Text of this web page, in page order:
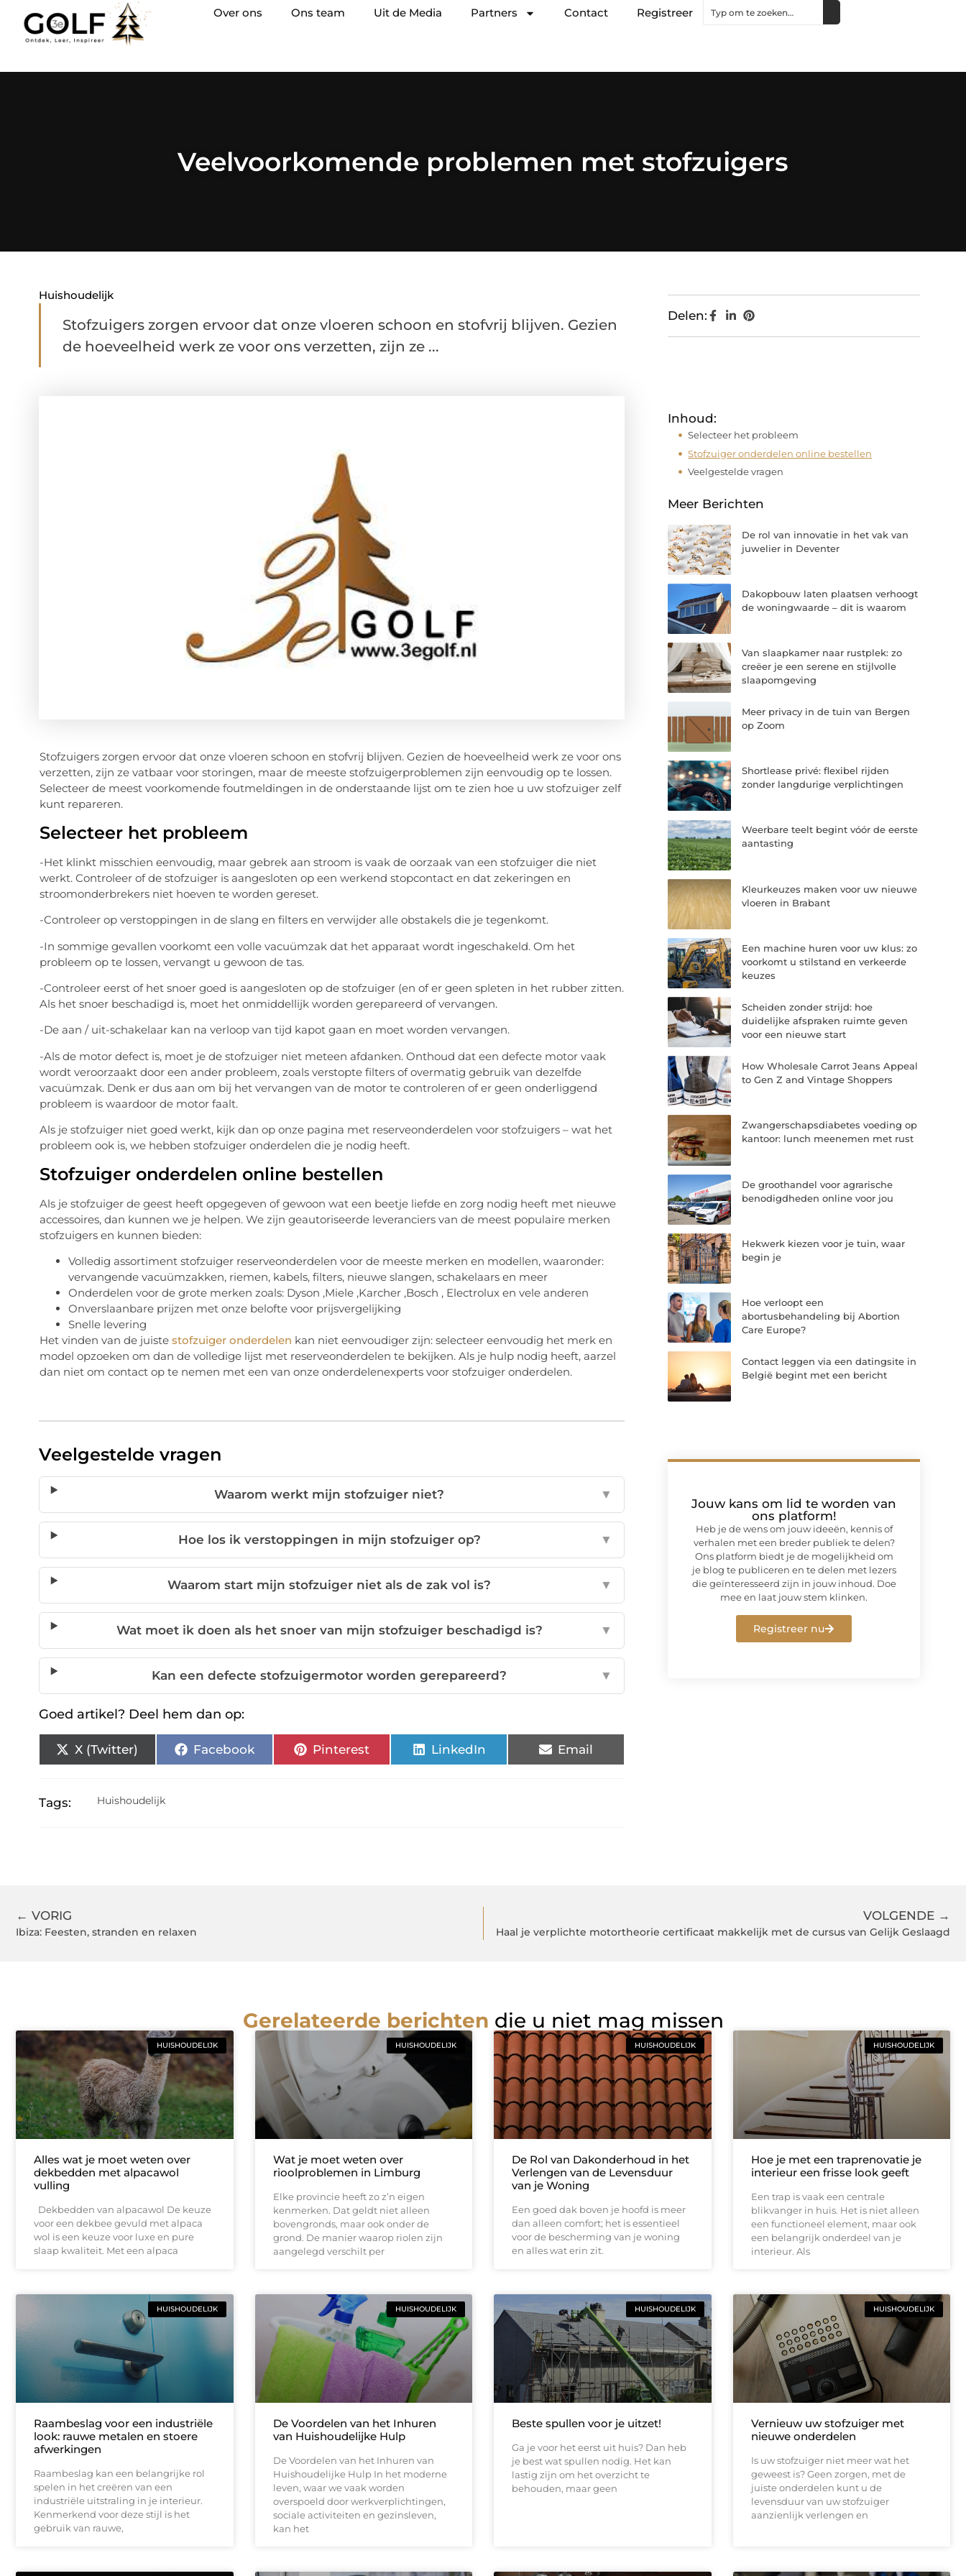
Over ons Ons team Uit de Media Partners Contact Registreer
Veelvoorkomende problemen met stofzuigers
Huishoudelijk
Stofzuigers zorgen ervoor dat onze vloeren schoon en stofvrij blijven. Gezien
de hoeveelheid werk ze voor ons verzetten, zijn ze ...
Stofzuigers zorgen ervoor dat onze vloeren schoon en stofvrij blijven. Gezien de hoeveelheid werk ze voor ons
verzetten, zijn ze vatbaar voor storingen, maar de meeste stofzuigerproblemen zijn eenvoudig op te lossen.
Selecteer de meest voorkomende foutmeldingen in de onderstaande lijst om te zien hoe u uw stofzuiger zelf
kunt repareren.
Selecteer het probleem
-Het klinkt misschien eenvoudig, maar gebrek aan stroom is vaak de oorzaak van een stofzuiger die niet
werkt. Controleer of de stofzuiger is aangesloten op een werkend stopcontact en dat zekeringen en
stroomonderbrekers niet hoeven te worden gereset.
-Controleer op verstoppingen in de slang en filters en verwijder alle obstakels die je tegenkomt.
-In sommige gevallen voorkomt een volle vacuümzak dat het apparaat wordt ingeschakeld. Om het
probleem op te lossen, vervangt u gewoon de tas.
-Controleer eerst of het snoer goed is aangesloten op de stofzuiger (en of er geen spleten in het rubber zitten.
Als het snoer beschadigd is, moet het onmiddellijk worden gerepareerd of vervangen.
-De aan / uit-schakelaar kan na verloop van tijd kapot gaan en moet worden vervangen.
-Als de motor defect is, moet je de stofzuiger niet meteen afdanken. Onthoud dat een defecte motor vaak
wordt veroorzaakt door een ander probleem, zoals verstopte filters of overmatig gebruik van dezelfde
vacuümzak. Denk er dus aan om bij het vervangen van de motor te controleren of er geen onderliggend
probleem is waardoor de motor faalt.
Als je stofzuiger niet goed werkt, kijk dan op onze pagina met reserveonderdelen voor stofzuigers – wat het
probleem ook is, we hebben stofzuiger onderdelen die je nodig heeft.
Stofzuiger onderdelen online bestellen
Als je stofzuiger de geest heeft opgegeven of gewoon wat een beetje liefde en zorg nodig heeft met nieuwe
accessoires, dan kunnen we je helpen. We zijn geautoriseerde leveranciers van de meest populaire merken
stofzuigers en kunnen bieden:
Volledig assortiment stofzuiger reserveonderdelen voor de meeste merken en modellen, waaronder:
vervangende vacuümzakken, riemen, kabels, filters, nieuwe slangen, schakelaars en meer
Onderdelen voor de grote merken zoals: Dyson ,Miele ,Karcher ,Bosch , Electrolux en vele anderen
Onverslaanbare prijzen met onze belofte voor prijsvergelijking
Snelle levering
Het vinden van de juiste stofzuiger onderdelen kan niet eenvoudiger zijn: selecteer eenvoudig het merk en
model opzoeken om dan de volledige lijst met reserveonderdelen te bekijken. Als je hulp nodig heeft, aarzel
dan niet om contact op te nemen met een van onze onderdelenexperts voor stofzuiger onderdelen.
Veelgestelde vragen
Waarom werkt mijn stofzuiger niet? ▼
Hoe los ik verstoppingen in mijn stofzuiger op? ▼
Waarom start mijn stofzuiger niet als de zak vol is? ▼
Wat moet ik doen als het snoer van mijn stofzuiger beschadigd is? ▼
Kan een defecte stofzuigermotor worden gerepareerd? ▼
Goed artikel? Deel hem dan op:
X (Twitter) Facebook Pinterest LinkedIn Email
Tags: Huishoudelijk
Delen:
Inhoud:
Selecteer het probleem
Stofzuiger onderdelen online bestellen
Veelgestelde vragen
Meer Berichten
De rol van innovatie in het vak van
juwelier in Deventer
Dakopbouw laten plaatsen verhoogt
de woningwaarde – dit is waarom
Van slaapkamer naar rustplek: zo
creëer je een serene en stijlvolle
slaapomgeving
Meer privacy in de tuin van Bergen
op Zoom
Shortlease privé: flexibel rijden
zonder langdurige verplichtingen
Weerbare teelt begint vóór de eerste
aantasting
Kleurkeuzes maken voor uw nieuwe
vloeren in Brabant
Een machine huren voor uw klus: zo
voorkomt u stilstand en verkeerde
keuzes
Scheiden zonder strijd: hoe
duidelijke afspraken ruimte geven
voor een nieuwe start
How Wholesale Carrot Jeans Appeal
to Gen Z and Vintage Shoppers
Zwangerschapsdiabetes voeding op
kantoor: lunch meenemen met rust
De groothandel voor agrarische
benodigdheden online voor jou
Hekwerk kiezen voor je tuin, waar
begin je
Hoe verloopt een
abortusbehandeling bij Abortion
Care Europe?
Contact leggen via een datingsite in
België begint met een bericht
Jouw kans om lid te worden van
ons platform!
Heb je de wens om jouw ideeën, kennis of
verhalen met een breder publiek te delen?
Ons platform biedt je de mogelijkheid om
je blog te publiceren en te delen met lezers
die geïnteresseerd zijn in jouw inhoud. Doe
mee en laat jouw stem klinken.
Registreer nu
← VORIG
Ibiza: Feesten, stranden en relaxen
VOLGENDE →
Haal je verplichte motortheorie certificaat makkelijk met de cursus van Gelijk Geslaagd
Gerelateerde berichten die u niet mag missen
HUISHOUDELIJK
Alles wat je moet weten over
dekbedden met alpacawol
vulling
Dekbedden van alpacawol De keuze
voor een dekbee gevuld met alpaca
wol is een keuze voor luxe en pure
slaap kwaliteit. Met een alpaca
HUISHOUDELIJK
Wat je moet weten over
rioolproblemen in Limburg
Elke provincie heeft zo z’n eigen
kenmerken. Dat geldt niet alleen
bovengronds, maar ook onder de
grond. De manier waarop riolen zijn
aangelegd verschilt per
HUISHOUDELIJK
De Rol van Dakonderhoud in het
Verlengen van de Levensduur
van je Woning
Een goed dak boven je hoofd is meer
dan alleen comfort; het is essentieel
voor de bescherming van je woning
en alles wat erin zit.
HUISHOUDELIJK
Hoe je met een traprenovatie je
interieur een frisse look geeft
Een trap is vaak een centrale
blikvanger in huis. Het is niet alleen
een functioneel element, maar ook
een belangrijk onderdeel van je
interieur. Als
HUISHOUDELIJK
Raambeslag voor een industriële
look: rauwe metalen en stoere
afwerkingen
Raambeslag kan een belangrijke rol
spelen in het creëren van een
industriële uitstraling in je interieur.
Kenmerkend voor deze stijl is het
gebruik van rauwe,
HUISHOUDELIJK
De Voordelen van het Inhuren
van Huishoudelijke Hulp
De Voordelen van het Inhuren van
Huishoudelijke Hulp In het moderne
leven, waar we vaak worden
overspoeld door werkverplichtingen,
sociale activiteiten en gezinsleven,
kan het
HUISHOUDELIJK
Beste spullen voor je uitzet!
Ga je voor het eerst uit huis? Dan heb
je best wat spullen nodig. Het kan
lastig zijn om het overzicht te
behouden, maar geen
HUISHOUDELIJK
Vernieuw uw stofzuiger met
nieuwe onderdelen
Is uw stofzuiger niet meer wat het
geweest is? Geen zorgen, met de
juiste onderdelen kunt u de
levensduur van uw stofzuiger
aanzienlijk verlengen en